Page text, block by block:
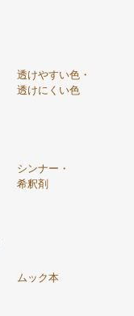
透けやすい色・
透けにくい色
シンナー・
希釈剤
ムック本